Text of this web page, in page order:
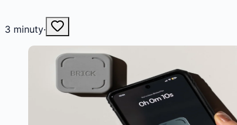
3 minuty·